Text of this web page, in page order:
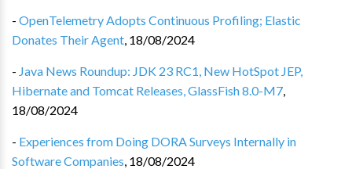
- OpenTelemetry Adopts Continuous Profiling; Elastic
Donates Their Agent, 18/08/2024
- Java News Roundup: JDK 23 RC1, New HotSpot JEP,
Hibernate and Tomcat Releases, GlassFish 8.0-M7,
18/08/2024
- Experiences from Doing DORA Surveys Internally in
Software Companies, 18/08/2024